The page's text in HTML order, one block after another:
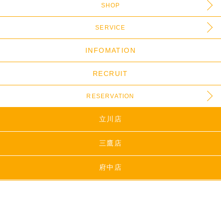
SHOP
SERVICE
INFOMATION
RECRUIT
RESERVATION
立川店
三鷹店
府中店